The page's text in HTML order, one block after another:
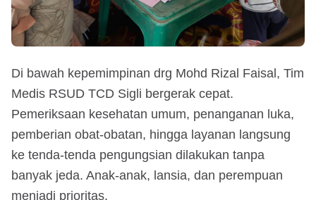
Di bawah kepemimpinan drg Mohd Rizal Faisal, Tim
Medis RSUD TCD Sigli bergerak cepat.
Pemeriksaan kesehatan umum, penanganan luka,
pemberian obat-obatan, hingga layanan langsung
ke tenda-tenda pengungsian dilakukan tanpa
banyak jeda. Anak-anak, lansia, dan perempuan
menjadi prioritas.